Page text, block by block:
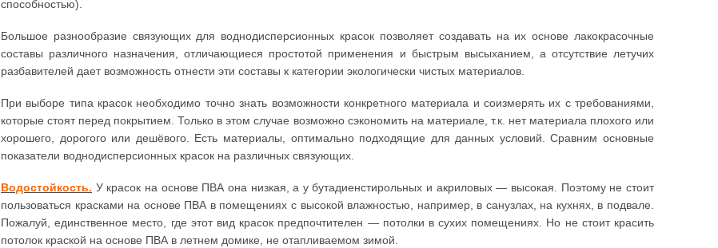
способностью).
Большое разнообразие связующих для воднодисперсионных красок позволяет создавать на их основе лакокрасочные
составы различного назначения, отличающиеся простотой применения и быстрым высыханием, а отсутствие летучих
разбавителей дает возможность отнести эти составы к категории экологически чистых материалов.
При выборе типа красок необходимо точно знать возможности конкретного материала и соизмерять их с требованиями,
которые стоят перед покрытием. Только в этом случае возможно сэкономить на материале, т.к. нет материала плохого или
хорошего, дорогого или дешёвого. Есть материалы, оптимально подходящие для данных условий. Сравним основные
показатели воднодисперсионных красок на различных связующих.
Водостойкость. У красок на основе ПВА она низкая, а у бутадиенстирольных и акриловых — высокая. Поэтому не стоит
пользоваться красками на основе ПВА в помещениях с высокой влажностью, например, в санузлах, на кухнях, в подвале.
Пожалуй, единственное место, где этот вид красок предпочтителен — потолки в сухих помещениях. Но не стоит красить
потолок краской на основе ПВА в летнем домике, не отапливаемом зимой.